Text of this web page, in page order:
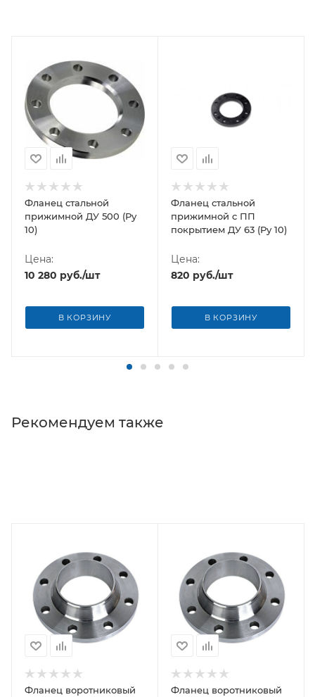
Фланец стальной
прижимной ДУ 500 (Ру
10)
Цена:
10 280 руб./шт
В КОРЗИНУ
Фланец стальной
прижимной c ПП
покрытием ДУ 63 (Ру 10)
Цена:
820 руб./шт
В КОРЗИНУ
Рекомендуем также
Фланец воротниковый
Фланец воротниковый